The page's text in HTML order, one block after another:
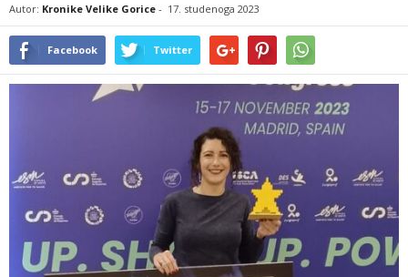
Autor: Kronike Velike Gorice - 17. studenoga 2023
Facebook Twitter